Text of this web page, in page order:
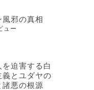
風邪の真相
ュー
を迫害する白
義とユダヤの
諸悪の根源